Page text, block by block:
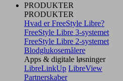
PRODUKTER
PRODUKTER
Hvad er FreeStyle Libre?
FreeStyle Libre 3-systemet
FreeStyle Libre 2-systemet
Blodglukosemålere
Apps & digitale løsninger
LibreLinkUp LibreView
Partnerskaber